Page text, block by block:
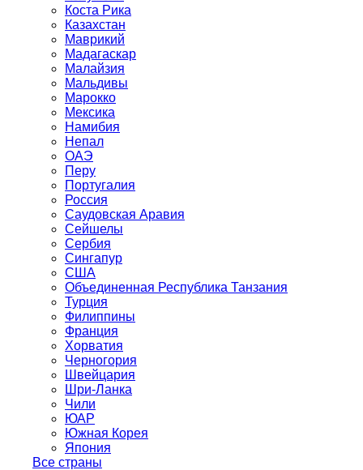
Коста Рика
Казахстан
Маврикий
Мадагаскар
Малайзия
Мальдивы
Марокко
Мексика
Намибия
Непал
ОАЭ
Перу
Португалия
Россия
Саудовская Аравия
Сейшелы
Сербия
Сингапур
США
Объединенная Республика Танзания
Турция
Филиппины
Франция
Хорватия
Черногория
Швейцария
Шри-Ланка
Чили
ЮАР
Южная Корея
Япония
Все страны